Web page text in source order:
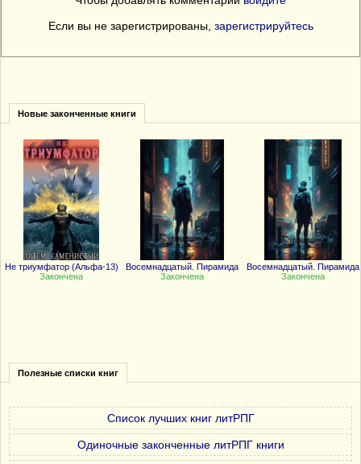
Если вы не зарегистрированы, зарегистрируйтесь
Новые законченные книги
Не триумфатор (Альфа-13)
Закончена
Восемнадцатый. Пирамида
Закончена
Восемнадцатый. Пирамида
Закончена
Полезные списки книг
Список лучших книг литРПГ
Одиночные законченные литРПГ книги